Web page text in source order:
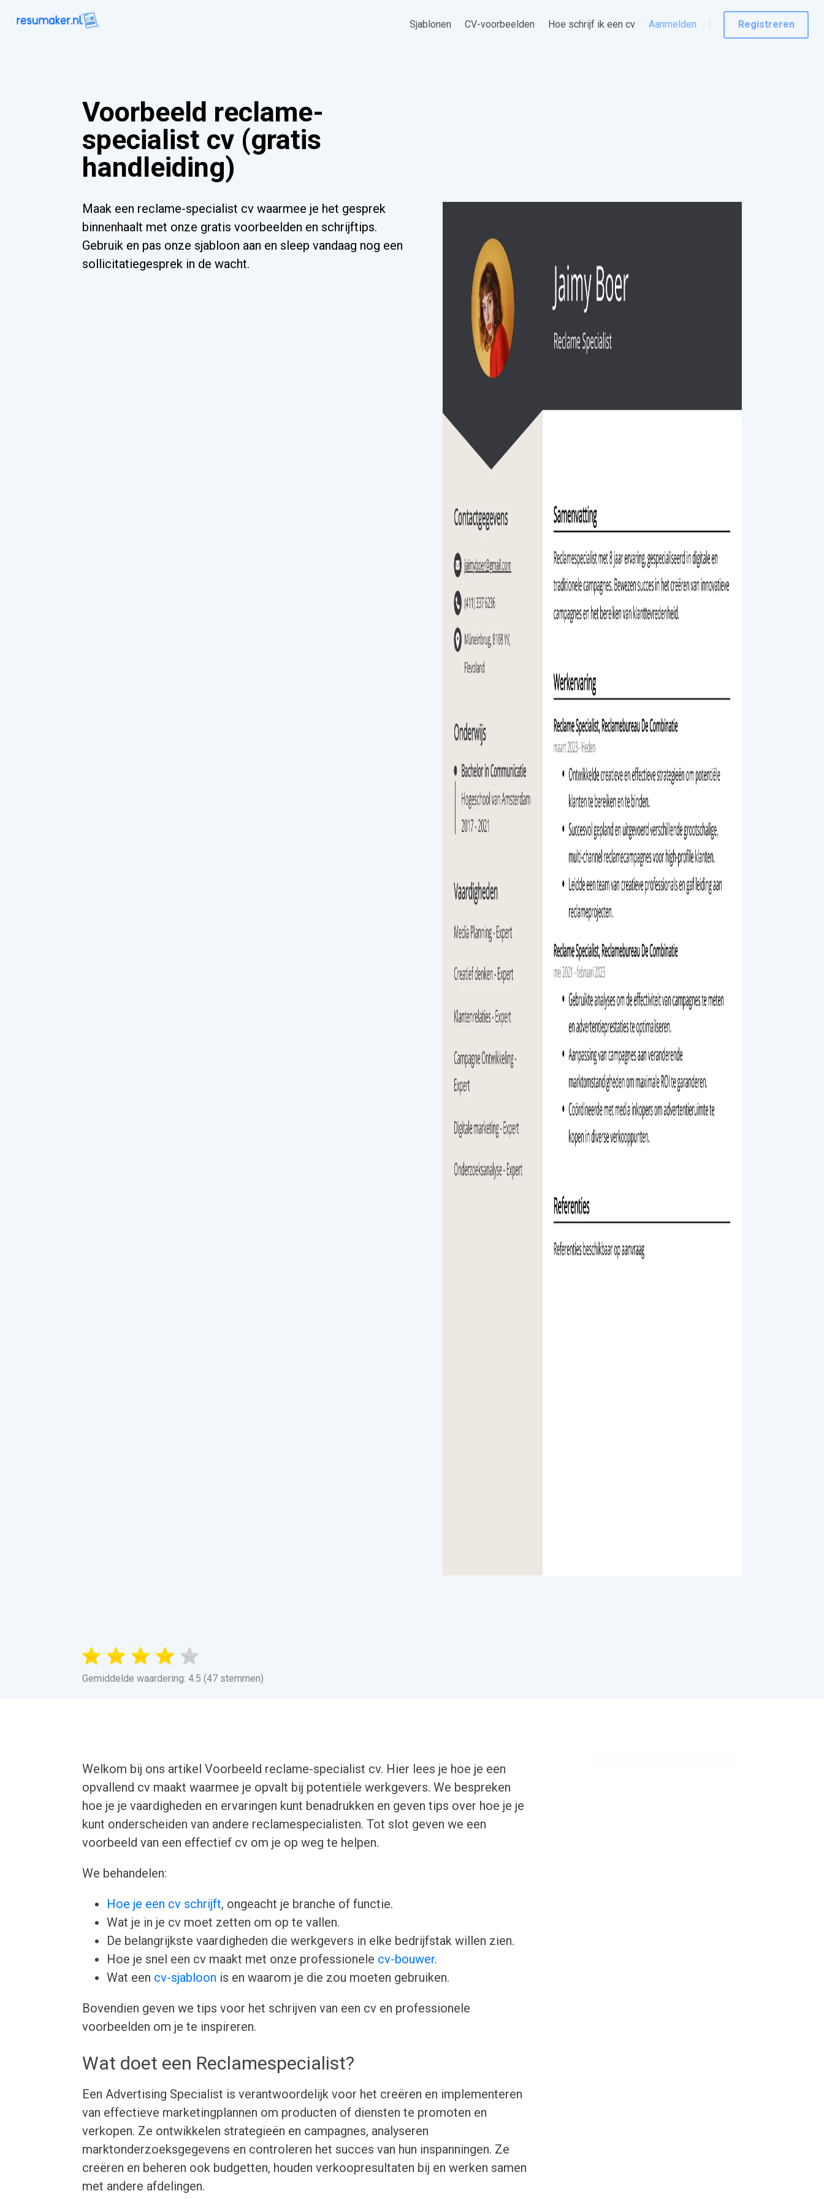
Sjablonen CV-voorbeelden Hoe schrijf ik een cv Aanmelden Registreren
Voorbeeld reclame-
specialist cv (gratis
handleiding)
Maak een reclame-specialist cv waarmee je het gesprek
binnenhaalt met onze gratis voorbeelden en schrijftips.
Gebruik en pas onze sjabloon aan en sleep vandaag nog een
sollicitatiegesprek in de wacht.
Gemiddelde waardering: 4.5 (47 stemmen)
Welkom bij ons artikel Voorbeeld reclame-specialist cv. Hier lees je hoe je een
opvallend cv maakt waarmee je opvalt bij potentiële werkgevers. We bespreken
hoe je je vaardigheden en ervaringen kunt benadrukken en geven tips over hoe je je
kunt onderscheiden van andere reclamespecialisten. Tot slot geven we een
voorbeeld van een effectief cv om je op weg te helpen.
We behandelen:
Hoe je een cv schrijft, ongeacht je branche of functie.
Wat je in je cv moet zetten om op te vallen.
De belangrijkste vaardigheden die werkgevers in elke bedrijfstak willen zien.
Hoe je snel een cv maakt met onze professionele cv-bouwer.
Wat een cv-sjabloon is en waarom je die zou moeten gebruiken.
Bovendien geven we tips voor het schrijven van een cv en professionele
voorbeelden om je te inspireren.
Wat doet een Reclamespecialist?
Een Advertising Specialist is verantwoordelijk voor het creëren en implementeren
van effectieve marketingplannen om producten of diensten te promoten en
verkopen. Ze ontwikkelen strategieën en campagnes, analyseren
marktonderzoeksgegevens en controleren het succes van hun inspanningen. Ze
creëren en beheren ook budgetten, houden verkoopresultaten bij en werken samen
met andere afdelingen.